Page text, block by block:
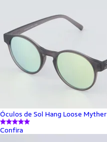
Óculos de Sol Hang Loose Myther
Confira